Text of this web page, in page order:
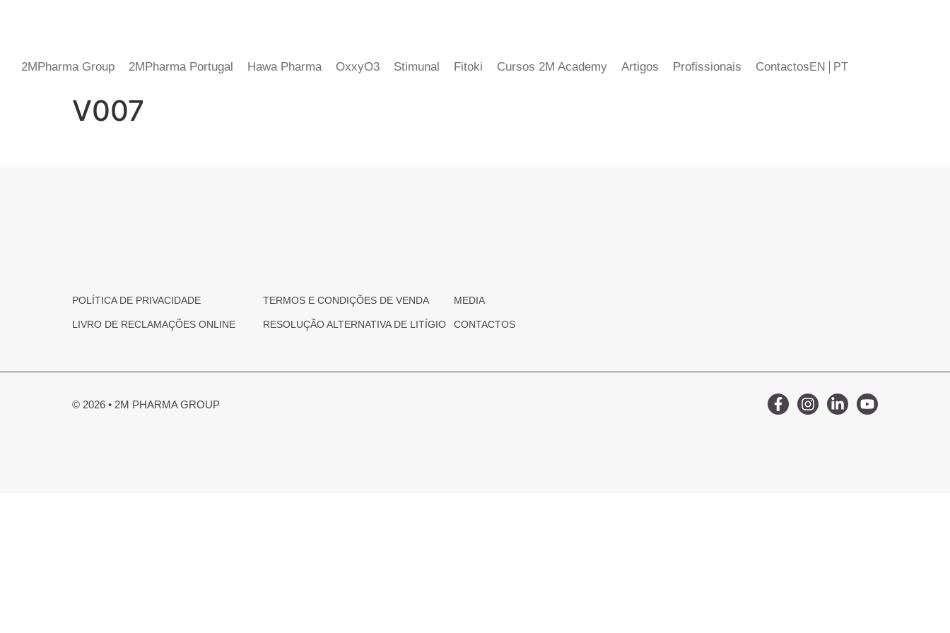
2MPharma Group 2MPharma Portugal Hawa Pharma OxxyO3 Stimunal Fitoki Cursos 2M Academy Artigos Profissionais ContactosEN PT
V007
POLÍTICA DE PRIVACIDADE TERMOS E CONDIÇÕES DE VENDA MEDIA
LIVRO DE RECLAMAÇÕES ONLINE RESOLUÇÃO ALTERNATIVA DE LITÍGIO CONTACTOS
© 2026 • 2M PHARMA GROUP